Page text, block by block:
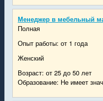
Менеджер в мебельный
Полная
Опыт работы: от 1 года
Женский
Возраст: от 25 до 50 лет
Образование: Не имеет